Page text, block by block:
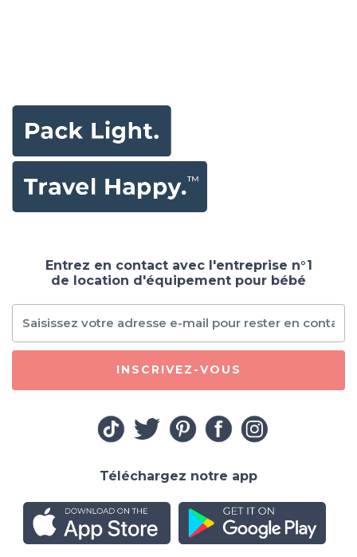
Entrez en contact avec l'entreprise n°1
de location d'équipement pour bébé
INSCRIVEZ-VOUS
Téléchargez notre app